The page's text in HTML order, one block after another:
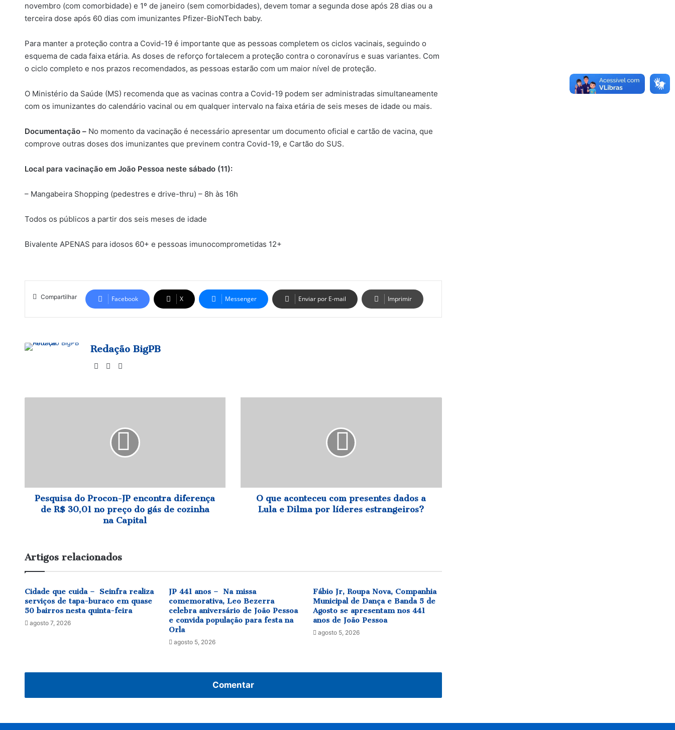
novembro (com comorbidade) e 1º de janeiro (sem comorbidades), devem tomar a segunda dose após 28 dias ou a
terceira dose após 60 dias com imunizantes Pfizer-BioNTech baby.
Para manter a proteção contra a Covid-19 é importante que as pessoas completem os ciclos vacinais, seguindo o
esquema de cada faixa etária. As doses de reforço fortalecem a proteção contra o coronavírus e suas variantes. Com
o ciclo completo e nos prazos recomendados, as pessoas estarão com um maior nível de proteção.
O Ministério da Saúde (MS) recomenda que as vacinas contra a Covid-19 podem ser administradas simultaneamente
com os imunizantes do calendário vacinal ou em qualquer intervalo na faixa etária de seis meses de idade ou mais.
Documentação –No momento da vacinação é necessário apresentar um documento oficial e cartão de vacina, que
comprove outras doses dos imunizantes que previnem contra Covid-19, e Cartão do SUS.
Local para vacinação em João Pessoa neste sábado (11):
– Mangabeira Shopping (pedestres e drive-thru) – 8h às 16h
Todos os públicos a partir dos seis meses de idade
Bivalente APENAS para idosos 60+ e pessoas imunocomprometidas 12+
Compartilhar Facebook X Messenger Enviar por E-mail Imprimir
Redação BigPB
WebsiteFacebook
30,01
preço
na
Capital
Pesquisa do Procon-JP encontra diferença
de R$ 30,01 no preço do gás de cozinha
na Capital
e
DilmaO que aconteceu com presentes dados a
Lula e Dilma por líderes estrangeiros?
Artigos relacionados
Cidade que cuida – Seinfra realiza
serviços de tapa-buraco em quase
50 bairros nesta quinta-feira
agosto 7, 2026
JP 441 anos – Na missa
comemorativa, Leo Bezerra
celebra aniversário de João Pessoa
e convida população para festa na
Orla
agosto 5, 2026
Fábio Jr, Roupa Nova, Companhia
Municipal de Dança e Banda 5 de
Agosto se apresentam nos 441
anos de João Pessoa
agosto 5, 2026
Comentar